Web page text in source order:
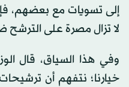
إلى تسويات مع بعضهم،
لا تزال مصرة على
وفي هذا السياق، قال
خيارنا؛ نتفهم أن